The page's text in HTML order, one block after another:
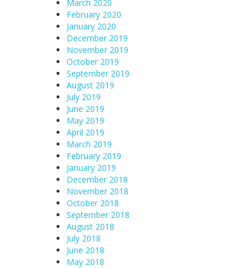
March 2020
February 2020
January 2020
December 2019
November 2019
October 2019
September 2019
August 2019
July 2019
June 2019
May 2019
April 2019
March 2019
February 2019
January 2019
December 2018
November 2018
October 2018
September 2018
August 2018
July 2018
June 2018
May 2018